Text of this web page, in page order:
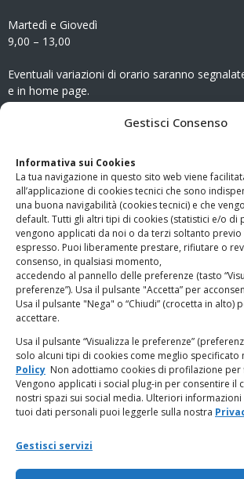
Gestisci Consenso
Informativa sui Cookies
La tua navigazione in questo sito web viene
all’applicazione di cookies tecnici che sono
una buona navigabilità (cookies tecnici) e che
default. Tutti gli altri tipi di cookies (statistici e/o di
vengono applicati da noi o da terzi soltanto previo
espresso. Puoi liberamente prestare, rifiutare o
consenso, in qualsiasi momento,
accedendo al pannello delle preferenze (tasto
preferenze”). Usa il pulsante "Accetta” per
Usa il pulsante "Nega" o “Chiudi” (crocetta in alto)
accettare.
Usa il pulsante “Visualizza le preferenze”
solo alcuni tipi di cookies come meglio specificato
Policy Non adottiamo cookies di profilazione per
Vengono applicati i social plug-in per consentire il
nostri spazi sui social media. Ulteriori
tuoi dati personali puoi leggerle sulla nostra
Gestisci servizi
Martedì e Giovedì
9,00 – 13,00
Eventuali variazioni di orario saranno
e in home page.
www.odg.toscana.it – testata registrata presso
Firenze al nr. 5208 dell’ 08.10.2002. Direttore
Giampaolo Marchini – C.F. 80005790482
LINK UTILI
PagoPA
Privacy Policy
Regolamento categorie particolari di dati
giudiziari
Amministrazione Trasparente